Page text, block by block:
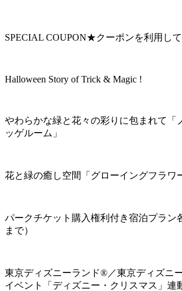
SPECIAL COUPON★クーポンを利用し
Halloween Story of Trick & Magic !
やわらかな緑と花々の彩りに包まれて「
ッゲルーム」
花と緑の癒し空間「グローイングフラワ
パークチケット購入権利付き宿泊プラン
まで）
東京ディズニーランド®／東京ディズニ
イベント「ディズニー・クリスマス」連